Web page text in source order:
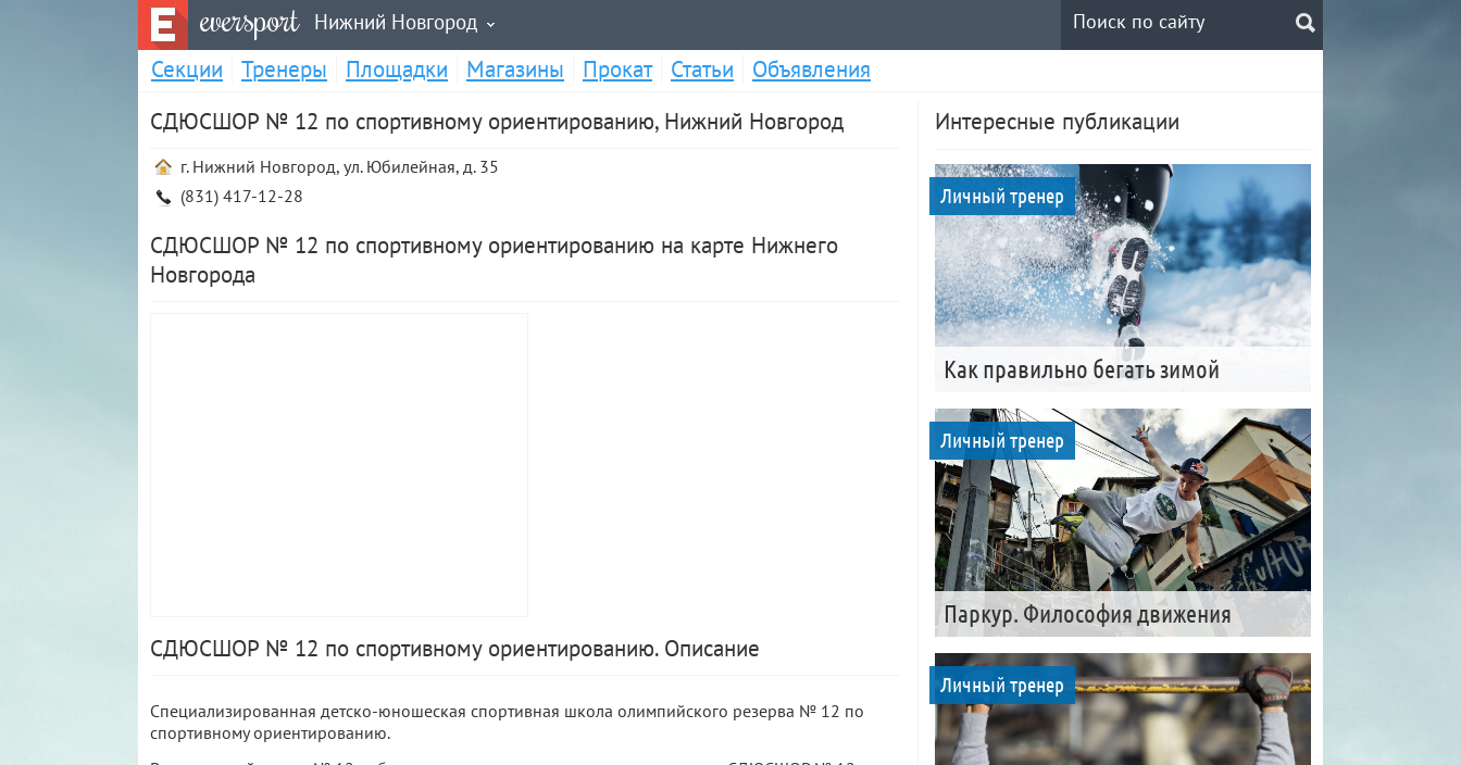
eversport Нижний Новгород
Секции Тренеры Площадки Магазины Прокат Статьи
Объявления
СДЮСШОР № 12 по спортивному ориентированию, Нижний Новгород
г. Нижний Новгород, ул. Юбилейная, д. 35
(831) 417-12-28
СДЮСШОР № 12 по спортивному ориентированию на карте Нижнего
Новгорода
СДЮСШОР № 12 по спортивному ориентированию. Описание
Специализированная детско-юношеская спортивная школа олимпийского резерва № 12 по
спортивному ориентированию.
Интересные публикации
Личный тренер
Как правильно бегать зимой
Личный тренер
Паркур. Философия движения
Личный тренер